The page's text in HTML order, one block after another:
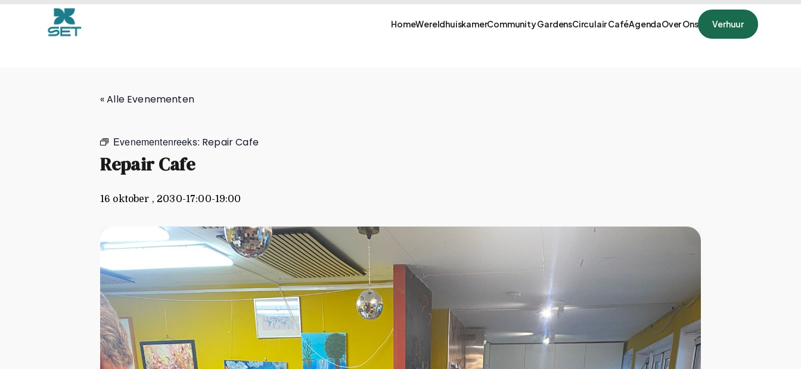
HomeWereldhuiskamerCommunity GardensCirculair CaféAgendaOver Ons Verhuur
Repair Cafe
« Alle Evenementen
Evenementenreeks: Repair Cafe
Repair Cafe
16 oktober , 2030-17:00-19:00